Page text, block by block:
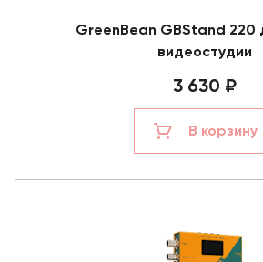
GreenBean GBStand 220
видеостудии
3 630 ₽
В корзину